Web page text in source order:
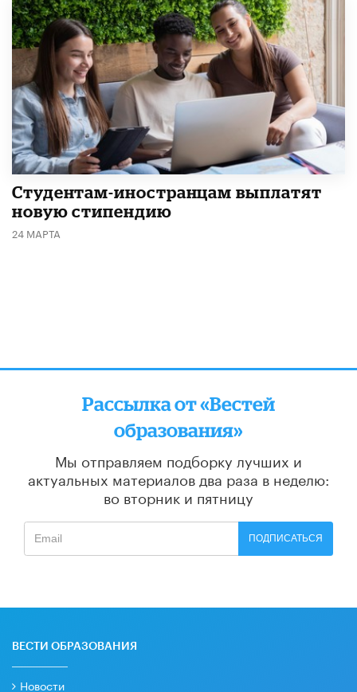
Студентам-иностранцам выплатят
новую стипендию
24 МАРТА
Рассылка от «Вестей
образования»
Мы отправляем подборку лучших и
актуальных материалов два раза в неделю:
во вторник и пятницу
ПОДПИСАТЬСЯ
ВЕСТИ ОБРАЗОВАНИЯ
Новости